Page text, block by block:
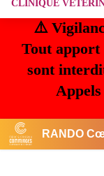
⚠️
Tout apport
sont
RANDO
CLINIQUE